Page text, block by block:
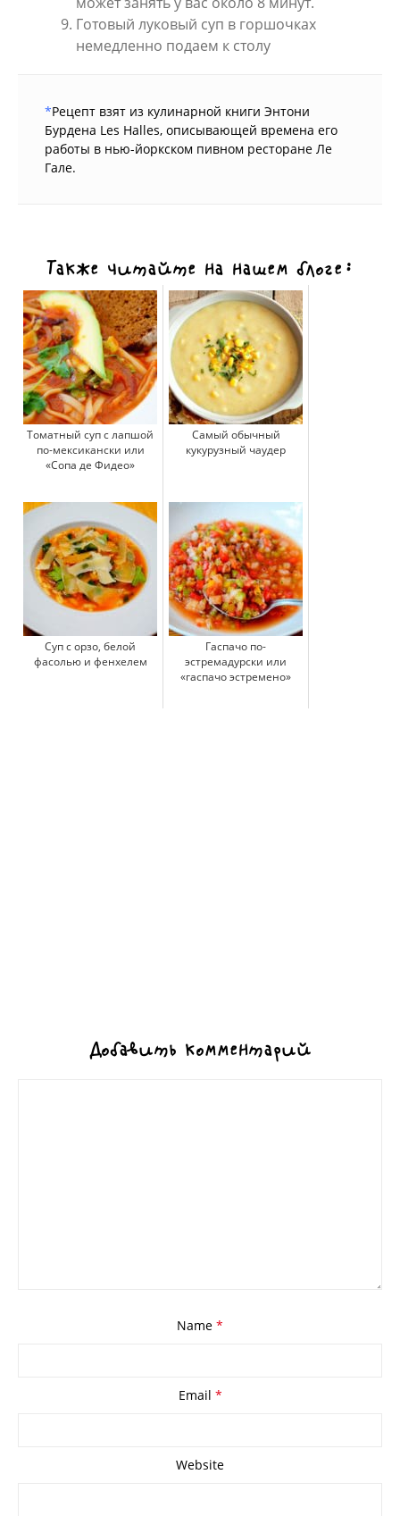
Готовый луковый суп в горшочках
немедленно подаем к столу
*Рецепт взят из кулинарной книги Энтони
Бурдена Les Halles, описывающей времена его
работы в нью-йоркском пивном ресторане Ле
Гале.
Также читайте на нашем блоге:
Томатный суп с лапшой
по-мексикански или
«Сопа де Фидео»
Самый обычный
кукурузный чаудер
Суп с орзо, белой
фасолью и фенхелем
Гаспачо по-
эстремадурски или
«гаспачо эстремено»
Добавить комментарий
Name *
Email *
Website